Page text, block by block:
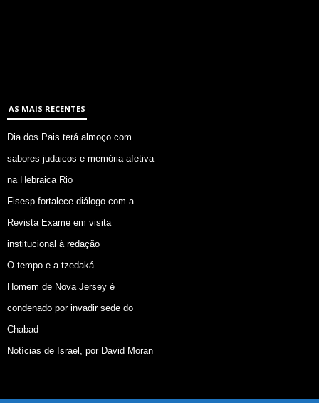
AS MAIS RECENTES
Dia dos Pais terá almoço com
sabores judaicos e memória afetiva
na Hebraica Rio
Fisesp fortalece diálogo com a
Revista Exame em visita
institucional à redação
O tempo e a tzedaká
Homem de Nova Jersey é
condenado por invadir sede do
Chabad
Notícias de Israel, por David Moran